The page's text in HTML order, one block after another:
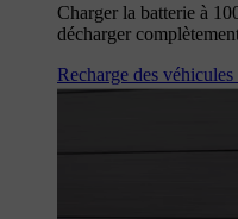
Charger la batterie à
décharger
Recharge des